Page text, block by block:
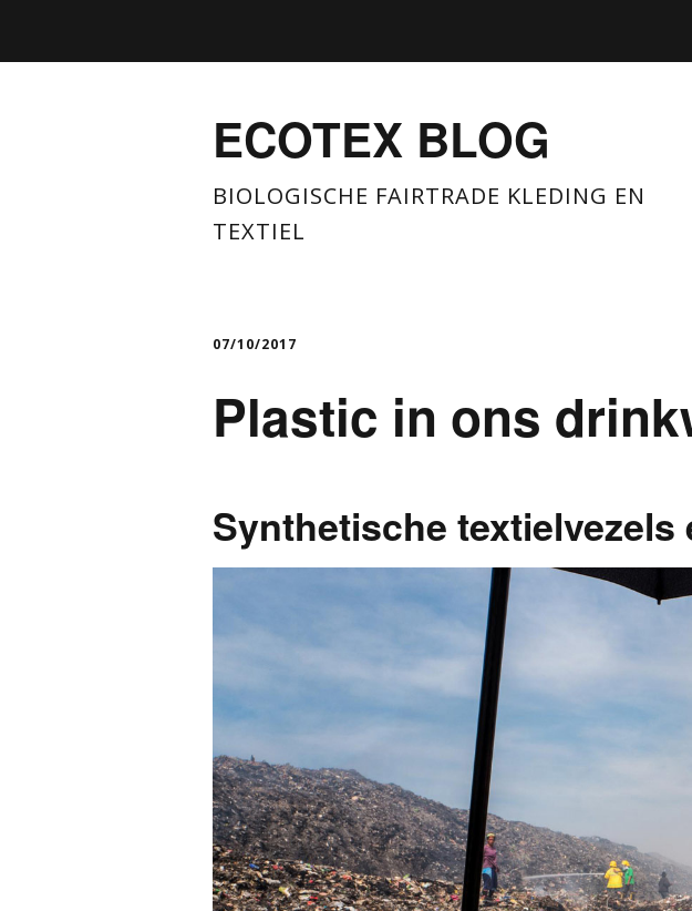
ECOTEX BLOG
BIOLOGISCHE FAIRTRADE KLEDING EN
TEXTIEL
07/10/2017
Plastic in ons
Synthetische